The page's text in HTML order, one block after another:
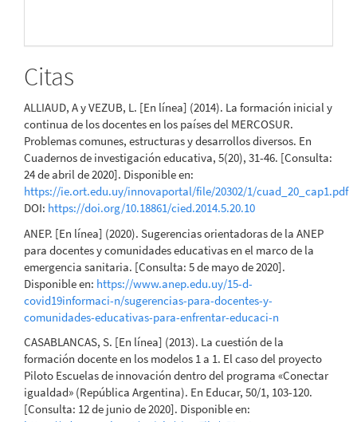
Citas
ALLIAUD, A y VEZUB, L. [En línea] (2014). La formación inicial y
continua de los docentes en los países del MERCOSUR.
Problemas comunes, estructuras y desarrollos diversos. En
Cuadernos de investigación educativa, 5(20), 31-46. [Consulta:
24 de abril de 2020]. Disponible en:
https://ie.ort.edu.uy/innovaportal/file/20302/1/cuad_20_cap1.pdf
DOI: https://doi.org/10.18861/cied.2014.5.20.10
ANEP. [En línea] (2020). Sugerencias orientadoras de la ANEP
para docentes y comunidades educativas en el marco de la
emergencia sanitaria. [Consulta: 5 de mayo de 2020].
Disponible en: https://www.anep.edu.uy/15-d-
covid19informaci-n/sugerencias-para-docentes-y-
comunidades-educativas-para-enfrentar-educaci-n
CASABLANCAS, S. [En línea] (2013). La cuestión de la
formación docente en los modelos 1 a 1. El caso del proyecto
Piloto Escuelas de innovación dentro del programa «Conectar
igualdad» (República Argentina). En Educar, 50/1, 103-120.
[Consulta: 12 de junio de 2020]. Disponible en: